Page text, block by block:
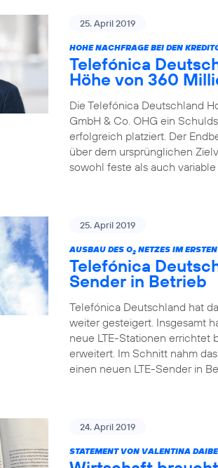
25. April 2019
HOHE NACHFRAGE BEI DEN
Telefónica
Höhe von 360
Die Telefónica Deutschland
GmbH & Co. OHG ein
erfolgreich platziert. Der
über dem ursprünglichen
sowohl feste als auch
25. April 2019
AUSBAU DES O2 NETZES IM
Telefónica
Sender in Betrieb
Telefónica Deutschland hat
weiter gesteigert. Insgesamt
neue LTE-Stationen errichtet
erweitert. Im Schnitt nahm
einen neuen LTE-Sender in
24. April 2019
STATEMENT VON VALENTINA